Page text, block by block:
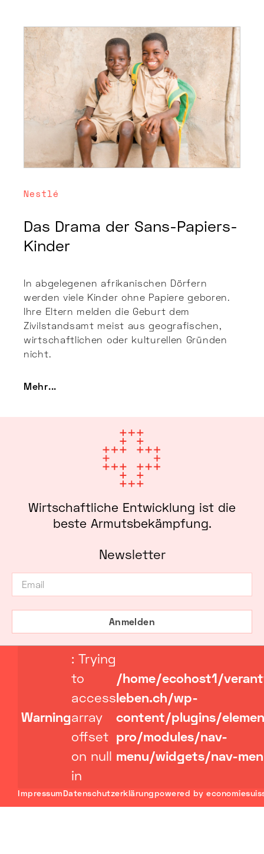
Nestlé
Das Drama der Sans-Papiers-
Kinder
In abgelegenen afrikanischen Dörfern
werden viele Kinder ohne Papiere geboren.
Ihre Eltern melden die Geburt dem
Zivilstandsamt meist aus geografischen,
wirtschaftlichen oder kulturellen Gründen
nicht.
Mehr...
Wirtschaftliche Entwicklung ist die
beste Armutsbekämpfung.
Newsletter
Anmelden
Warning
: Trying
to
access
array
offset
on null
in
/home/ecohost1/
leben.ch/wp-
content/plugins/
pro/modules/nav-
menu/widgets/nav-
ImpressumDatenschutzerklärungpowered by